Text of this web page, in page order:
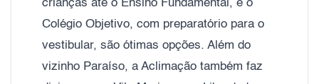
crianças até o Ensino Fundamental, e o
Colégio Objetivo, com preparatório para o
vestibular, são ótimas opções. Além do
vizinho Paraíso, a Aclimação também faz